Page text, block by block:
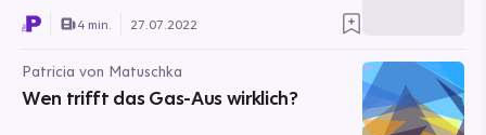
4 min. 27.07.2022
Patricia von Matuschka
Wen trifft das Gas-Aus wirklich?